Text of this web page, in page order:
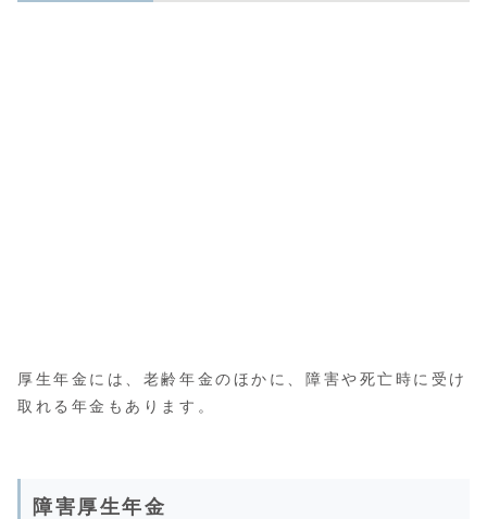
厚生年金には、老齢年金のほかに、障害や死亡時に受け
取れる年金もあります。
障害厚生年金